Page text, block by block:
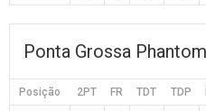
Ponta Grossa
Posição 2PT FR TDT TDP